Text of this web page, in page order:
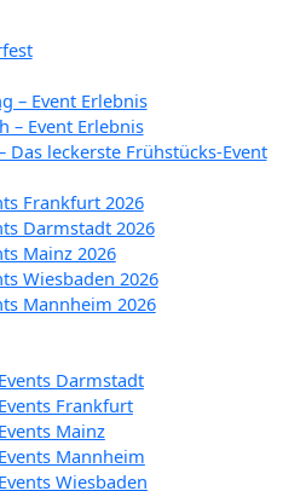
– Event Erlebnis
– Event Erlebnis
Das leckerste Frühstücks-Event
Frankfurt 2026
Darmstadt 2026
Mainz 2026
Wiesbaden 2026
Mannheim 2026
Darmstadt
Frankfurt
Mainz
Mannheim
Wiesbaden